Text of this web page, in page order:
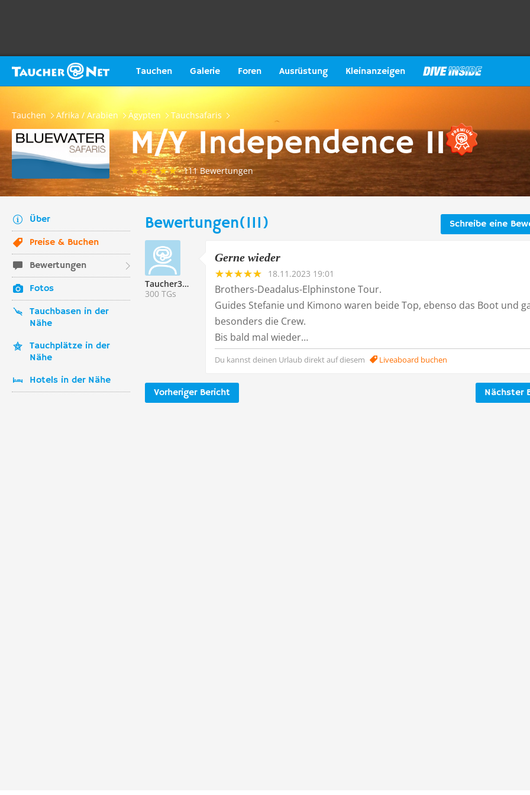
Tauchen Galerie Foren Ausrüstung Kleinanzeigen
Tauchen Afrika / Arabien Ägypten Tauchsafaris
M/Y Independence II
111 Bewertungen
Über
Preise & Buchen
Bewertungen
Fotos
Tauchbasen in der
Nähe
Tauchplätze in der
Nähe
Hotels in der Nähe
Schreibe eine
Bewertungen(111)
Taucher336154
300 TGs
Gerne wieder
18.11.2023 19:01
Brothers-Deadalus-Elphinstone Tour.
Guides Stefanie und Kimono waren beide Top, ebenso das Boot und
besonders die Crew.
Bis bald mal wieder…
Du kannst deinen Urlaub direkt auf diesem Liveaboard buchen
Nächster
Vorheriger Bericht